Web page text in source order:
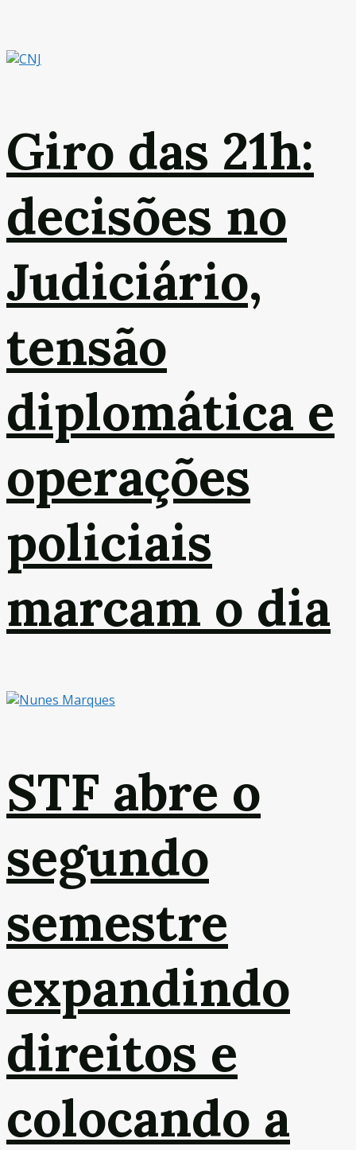
Giro das 21h:
decisões no
Judiciário,
tensão
diplomática e
operações
policiais
marcam o dia
STF abre o
segundo
semestre
expandindo
direitos e
colocando a